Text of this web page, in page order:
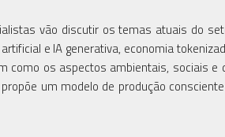
vão discutir os temas atuais do
e IA generativa, economia
como os aspectos ambientais, sociais e
um modelo de produção